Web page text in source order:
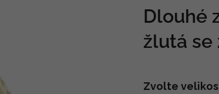
Dlouhé
žlutá se
Zvolte